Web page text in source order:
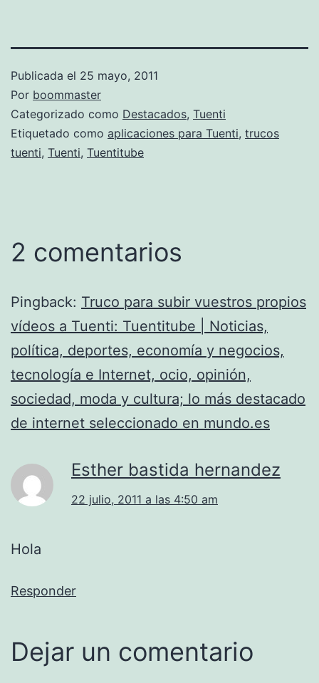
Publicada el 25 mayo, 2011
Por boommaster
Categorizado como Destacados, Tuenti
Etiquetado como aplicaciones para Tuenti, trucos
tuenti, Tuenti, Tuentitube
2 comentarios
Pingback: Truco para subir vuestros propios
vídeos a Tuenti: Tuentitube | Noticias,
política, deportes, economía y negocios,
tecnología e Internet, ocio, opinión,
sociedad, moda y cultura; lo más destacado
de internet seleccionado en mundo.es
Esther bastida hernandez
22 julio, 2011 a las 4:50 am
Hola
Responder
Dejar un comentario